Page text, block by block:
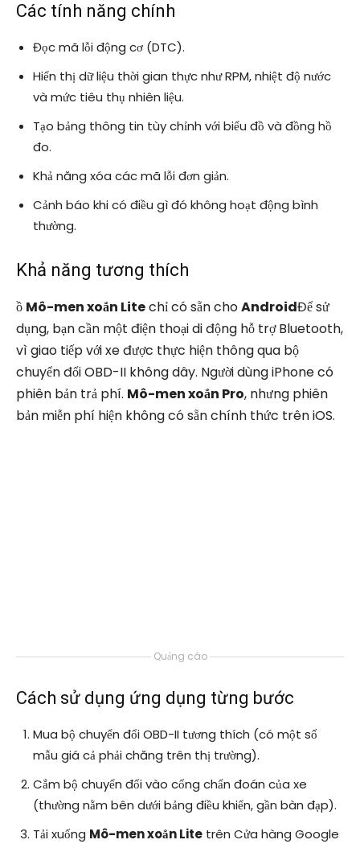
Các tính năng chính
Đọc mã lỗi động cơ (DTC).
Hiển thị dữ liệu thời gian thực như RPM, nhiệt độ nước
và mức tiêu thụ nhiên liệu.
Tạo bảng thông tin tùy chỉnh với biểu đồ và đồng hồ
đo.
Khả năng xóa các mã lỗi đơn giản.
Cảnh báo khi có điều gì đó không hoạt động bình
thường.
Khả năng tương thích
ồ Mô-men xoắn Litechỉ có sẵn choAndroidĐể sử
dụng, bạn cần một điện thoại di động hỗ trợ Bluetooth,
vì giao tiếp với xe được thực hiện thông qua bộ
chuyển đổi OBD-II không dây. Người dùng iPhone có
phiên bản trả phí. Mô-men xoắn Pro, nhưng phiên
bản miễn phí hiện không có sẵn chính thức trên iOS.
Quảng cáo
Cách sử dụng ứng dụng từng bước
Mua bộ chuyển đổi OBD-II tương thích (có một số
mẫu giá cả phải chăng trên thị trường).
Cắm bộ chuyển đổi vào cổng chẩn đoán của xe
(thường nằm bên dưới bảng điều khiển, gần bàn đạp).
Tải xuống Mô-men xoắn Lite trên Cửa hàng Google